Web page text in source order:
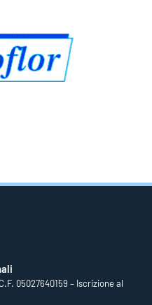
05027640159 – Iscrizione al